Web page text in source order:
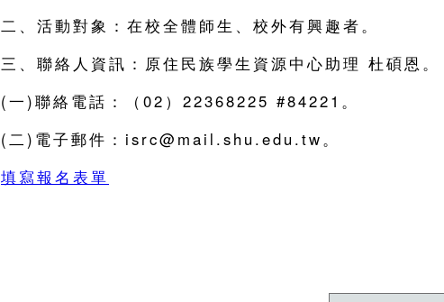
二、活動對象：在校全體師生、校外有興趣者。
三、聯絡人資訊：原住民族學生資源中心助理 杜碩恩。
(一)聯絡電話：（02）22368225 #84221。
(二)電子郵件：isrc@mail.shu.edu.tw。
填寫報名表單